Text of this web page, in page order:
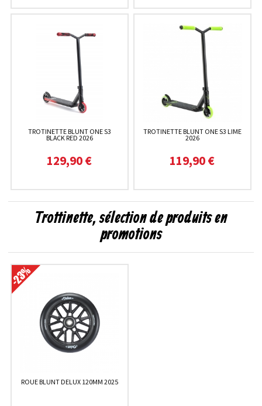
TROTINETTE BLUNT ONE S3
BLACK RED 2026
129,90 €
TROTINETTE BLUNT ONE S3 LIME
2026
119,90 €
Trottinette, sélection de produits en
promotions
ROUE BLUNT DELUX 120MM 2025